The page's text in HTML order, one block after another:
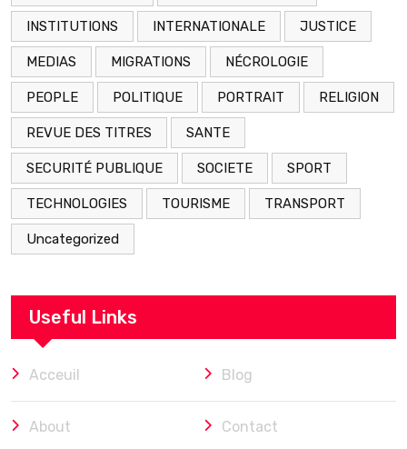
INSTITUTIONS INTERNATIONALE JUSTICE
MEDIAS MIGRATIONS NÉCROLOGIE
PEOPLE POLITIQUE PORTRAIT RELIGION
REVUE DES TITRES SANTE
SECURITÉ PUBLIQUE SOCIETE SPORT
TECHNOLOGIES TOURISME TRANSPORT
Uncategorized
Useful Links
Acceuil Blog
About Contact